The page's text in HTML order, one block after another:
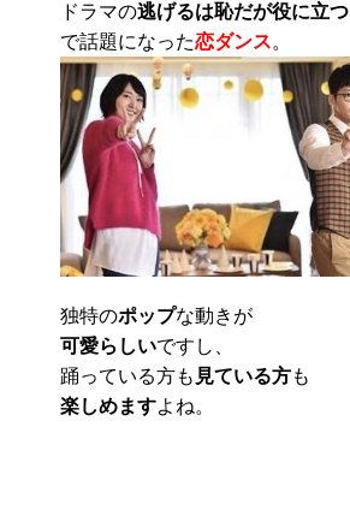
ドラマの逃げるは恥だが役に立つ
で話題になった恋ダンス。
独特のポップな動きが
可愛らしいですし、
踊っている方も 見ている方も
楽しめますよね。